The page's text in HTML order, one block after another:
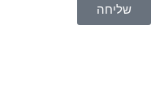
שליחה